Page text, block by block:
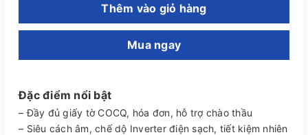
Thêm vào giỏ hàng
Mua ngay
Đặc điểm nổi bật
– Đầy đủ giấy tờ COCQ, hóa đơn, hỗ trợ chào thầu
– Siêu cách âm, chế dộ Inverter điện sạch, tiết kiệm nhiên